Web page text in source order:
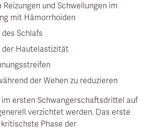
Reizungen und Schwellungen im
mit Hämorrhoiden
Schlafs
der Hautelastizität
der Wehen zu reduzieren
ersten Schwangerschaftsdrittel auf
verzichtet werden. Das erste
Phase der